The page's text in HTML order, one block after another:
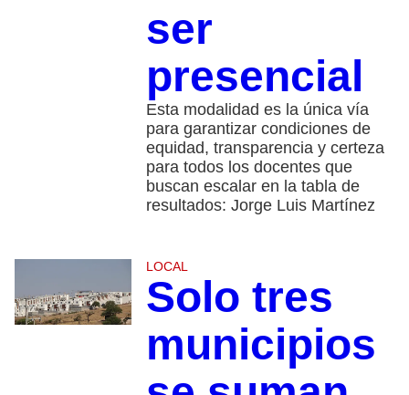
ser
presencial
Esta modalidad es la única vía
para garantizar condiciones de
equidad, transparencia y certeza
para todos los docentes que
buscan escalar en la tabla de
resultados: Jorge Luis Martínez
LOCAL
Solo tres
municipios